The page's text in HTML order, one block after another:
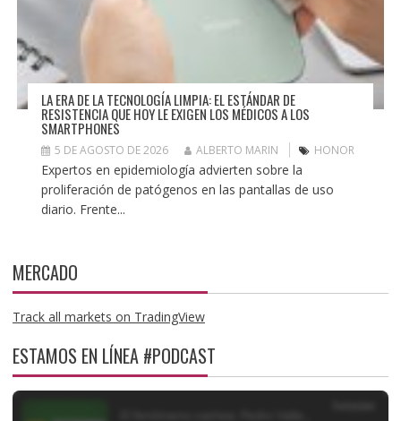
LA ERA DE LA TECNOLOGÍA LIMPIA: EL ESTÁNDAR DE
RESISTENCIA QUE HOY LE EXIGEN LOS MÉDICOS A LOS
SMARTPHONES
5 DE AGOSTO DE 2026 ALBERTO MARIN HONOR
Expertos en epidemiología advierten sobre la
proliferación de patógenos en las pantallas de uso
diario. Frente...
MERCADO
Track all markets on TradingView
ESTAMOS EN LÍNEA #PODCAST